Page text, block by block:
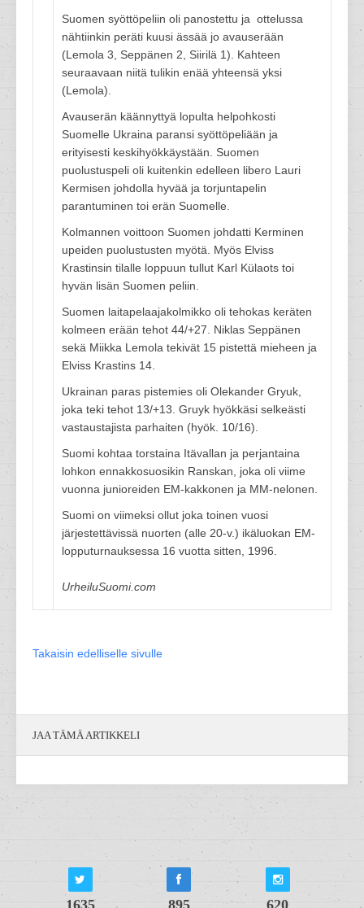
Suomen syöttöpeliin oli panostettu ja ottelussa
nähtiinkin peräti kuusi ässää jo avauserään
(Lemola 3, Seppänen 2, Siirilä 1). Kahteen
seuraavaan niitä tulikin enää yhteensä yksi
(Lemola).
Avauserän käännyttyä lopulta helpohkosti
Suomelle Ukraina paransi syöttöpeliään ja
erityisesti keskihyökkäystään. Suomen
puolustuspeli oli kuitenkin edelleen libero Lauri
Kermisen johdolla hyvää ja torjuntapelin
parantuminen toi erän Suomelle.
Kolmannen voittoon Suomen johdatti Kerminen
upeiden puolustusten myötä. Myös Elviss
Krastinsin tilalle loppuun tullut Karl Külaots toi
hyvän lisän Suomen peliin.
Suomen laitapelaajakolmikko oli tehokas keräten
kolmeen erään tehot 44/+27. Niklas Seppänen
sekä Miikka Lemola tekivät 15 pistettä mieheen ja
Elviss Krastins 14.
Ukrainan paras pistemies oli Olekander Gryuk,
joka teki tehot 13/+13. Gruyk hyökkäsi selkeästi
vastaustajista parhaiten (hyök. 10/16).
Suomi kohtaa torstaina Itävallan ja perjantaina
lohkon ennakkosuosikin Ranskan, joka oli viime
vuonna junioreiden EM-kakkonen ja MM-nelonen.
Suomi on viimeksi ollut joka toinen vuosi
järjestettävissä nuorten (alle 20-v.) ikäluokan EM-
lopputurnauksessa 16 vuotta sitten, 1996.
UrheiluSuomi.com
Takaisin edelliselle sivulle
JAA TÄMÄ ARTIKKELI
1635 895 620